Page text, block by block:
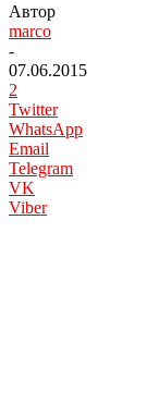
Автор
marco
-
07.06.2015
2
Twitter
WhatsApp
Email
Telegram
VK
Viber